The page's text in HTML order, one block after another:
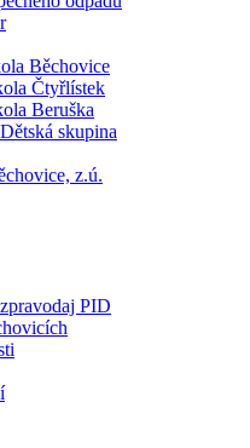
Běchovice
Čtyřlístek
Beruška
skupina
z.ú.
PID